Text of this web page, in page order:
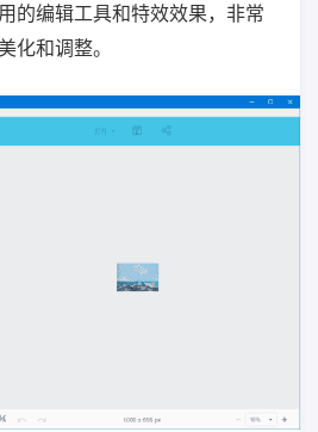
的编辑工具和特效效果，非常
化和调整。